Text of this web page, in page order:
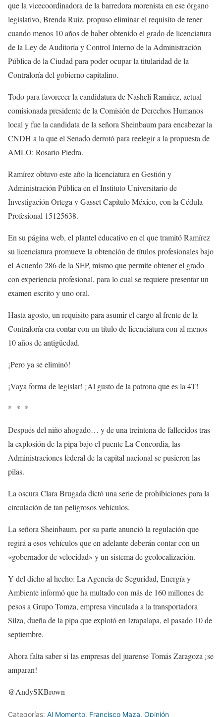
que la vicecoordinadora de la barredora morenista en ese órgano
legislativo, Brenda Ruiz, propuso eliminar el requisito de tener
cuando menos 10 años de haber obtenido el grado de licenciatura
de la Ley de Auditoría y Control Interno de la Administración
Pública de la Ciudad para poder ocupar la titularidad de la
Contraloría del gobierno capitalino.
Todo para favorecer la candidatura de Nasheli Ramírez, actual
comisionada presidente de la Comisión de Derechos Humanos
local y fue la candidata de la señora Sheinbaum para encabezar la
CNDH a la que el Senado derrotó para reelegir a la propuesta de
AMLO: Rosario Piedra.
Ramírez obtuvo este año la licenciatura en Gestión y
Administración Pública en el Instituto Universitario de
Investigación Ortega y Gasset Capítulo México, con la Cédula
Profesional 15125638.
En su página web, el plantel educativo en el que tramitó Ramírez
su licenciatura promueve la obtención de títulos profesionales bajo
el Acuerdo 286 de la SEP, mismo que permite obtener el grado
con experiencia profesional, para lo cual se requiere presentar un
examen escrito y uno oral.
Hasta agosto, un requisito para asumir el cargo al frente de la
Contraloría era contar con un título de licenciatura con al menos
10 años de antigüedad.
¡Pero ya se eliminó!
¡Vaya forma de legislar! ¡Al gusto de la patrona que es la 4T!
* * *
Después del niño ahogado… y de una treintena de fallecidos tras
la explosión de la pipa bajo el puente La Concordia, las
Administraciones federal de la capital nacional se pusieron las
pilas.
La oscura Clara Brugada dictó una serie de prohibiciones para la
circulación de tan peligrosos vehículos.
La señora Sheinbaum, por su parte anunció la regulación que
regirá a esos vehículos que en adelante deberán contar con un
«gobernador de velocidad» y un sistema de geolocalización.
Y del dicho al hecho: La Agencia de Seguridad, Energía y
Ambiente informó que ha multado con más de 160 millones de
pesos a Grupo Tomza, empresa vinculada a la transportadora
Silza, dueña de la pipa que explotó en Iztapalapa, el pasado 10 de
septiembre.
Ahora falta saber si las empresas del juarense Tomás Zaragoza ¡se
amparan!
@AndySKBrown
Categorías: Al Momento, Francisco Maza, Opinión